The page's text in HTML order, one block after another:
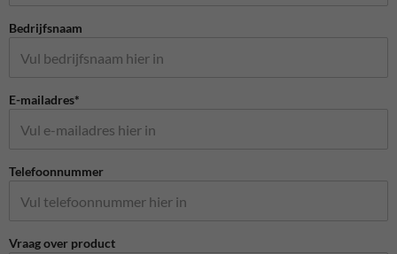
Bedrijfsnaam
E-mailadres*
Telefoonnummer
Vraag over product